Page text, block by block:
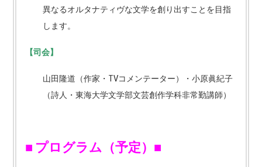
異なるオルタナティヴな文学を創り出すことを目指
します。
【司会】
山田隆道（作家・TVコメンテーター）・小原眞紀子
（詩人・東海大学文学部文芸創作学科非常勤講師）
■ プログラム（予定）■